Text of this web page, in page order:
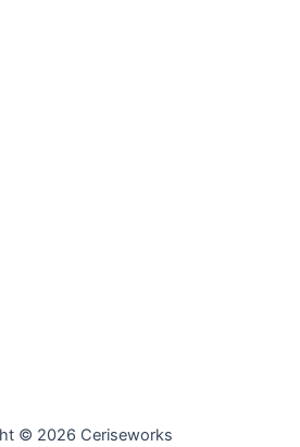
© 2026 Ceriseworks